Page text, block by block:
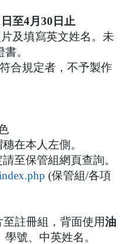
日至4月 30 日止
及填寫英文姓名。未
。
合規定者，不予製作
在本人左側。
至保管組網頁查詢。
(保管組/各項
註冊組，背面使用油
號、中英姓名。